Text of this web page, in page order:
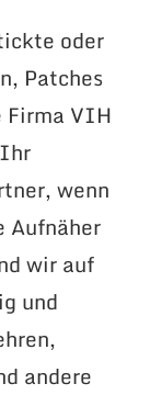
oder
Patches
Firma VIH
wenn
Aufnäher
wir auf
und
andere